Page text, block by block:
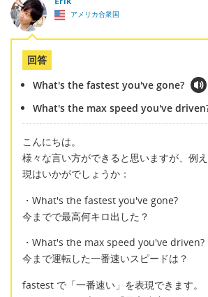
アメリカ合衆国
回答
What's the fastest you've gone?
What's the max speed you've
こんにちは。
様々な言い方ができると思いますが、例
現はいかがでしょうか：
・What's the fastest you've gone?
今までで最高何キロ出した？
・What's the max speed you've driven?
今まで運転した一番速いスピードは？
fastest で「一番速い」を表現できます。